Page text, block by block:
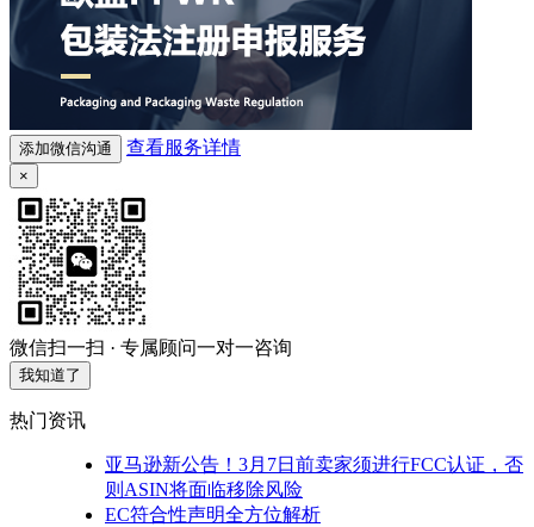
添加微信沟通 查看服务详情
×
微信扫一扫 · 专属顾问一对一咨询
我知道了
热门资讯
亚马逊新公告！3月7日前卖家须进行FCC认证，否
则ASIN将面临移除风险
EC符合性声明全方位解析